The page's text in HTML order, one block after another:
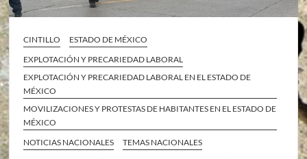
CINTILLO
ESTADO DE MÉXICO
EXPLOTACIÓN Y PRECARIEDAD LABORAL
EXPLOTACIÓN Y PRECARIEDAD LABORAL EN EL ESTADO DE
MÉXICO
MOVILIZACIONES Y PROTESTAS DE HABITANTES EN EL ESTADO DE
MÉXICO
NOTICIAS NACIONALES
TEMAS NACIONALES